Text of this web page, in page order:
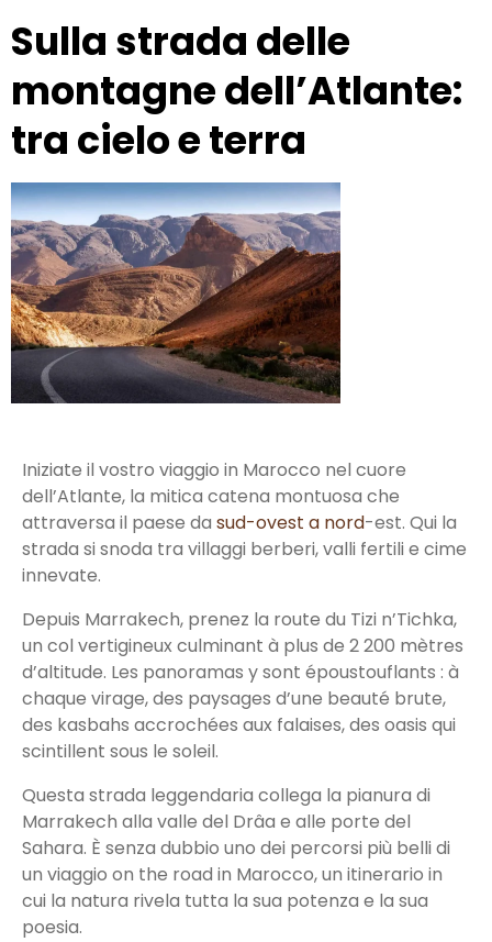
Sulla strada delle
montagne dell’Atlante:
tra cielo e terra
Iniziate il vostro viaggio in Marocco nel cuore
dell’Atlante, la mitica catena montuosa che
attraversa il paese da sud-ovest a nord-est. Qui la
strada si snoda tra villaggi berberi, valli fertili e cime
innevate.
Depuis Marrakech, prenez la route du Tizi n’Tichka,
un col vertigineux culminant à plus de 2 200 mètres
d’altitude. Les panoramas y sont époustouflants : à
chaque virage, des paysages d’une beauté brute,
des kasbahs accrochées aux falaises, des oasis qui
scintillent sous le soleil.
Questa strada leggendaria collega la pianura di
Marrakech alla valle del Drâa e alle porte del
Sahara. È senza dubbio uno dei percorsi più belli di
un viaggio on the road in Marocco, un itinerario in
cui la natura rivela tutta la sua potenza e la sua
poesia.